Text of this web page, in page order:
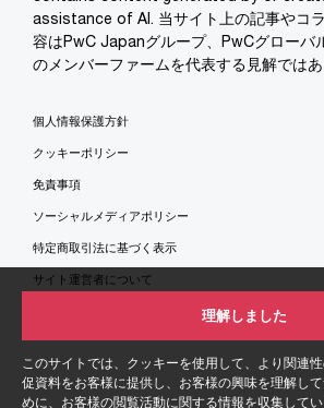
このサイトでは、クッキーを使用して、より関連
促資料をお客様に提供し、お客様の興味を理解し
めに、お客様の閲覧活動に関する情報を収集して
理解しました
assistance of AI. 当サイト上の記事やコ
容はPwC Japanグループ、PwCグローバ
のメンバーファームを代表する見解ではあ
個人情報保護方針
クッキーポリシー
免責事項
ソーシャルメディアポリシー
特定商取引法に基づく表示
サイト運営者について